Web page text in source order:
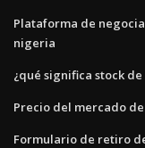
Plataforma de
nigeria
¿qué significa stock
Precio del mercado
Formulario de retiro